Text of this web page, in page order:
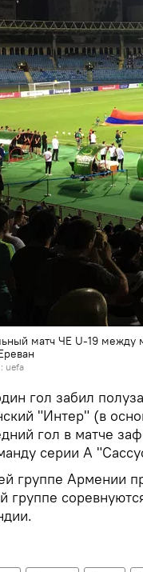
матч ЧЕ U-19
uefa
гол забил
"Интер" (в
гол в матче
серии А
группе Армении
группе